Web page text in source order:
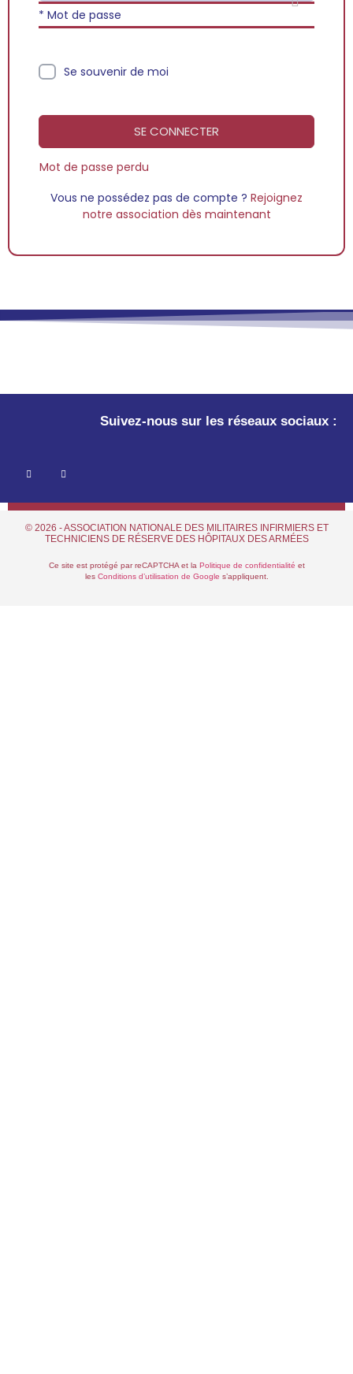
* Mot de passe
Se souvenir de moi
SE CONNECTER
Mot de passe perdu
Vous ne possédez pas de compte ? Rejoignez
notre association dès maintenant
Suivez-nous sur les réseaux sociaux :
© 2026 - ASSOCIATION NATIONALE DES MILITAIRES INFIRMIERS ET
TECHNICIENS DE RÉSERVE DES HÔPITAUX DES ARMÉES
Ce site est protégé par reCAPTCHA et la Politique de confidentialité et
les Conditions d’utilisation de Google s’appliquent.